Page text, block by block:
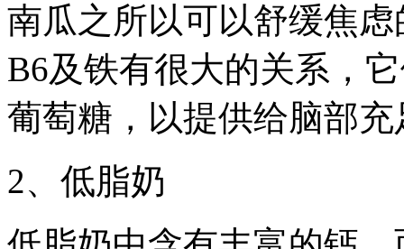
南瓜之所以可以舒缓焦
B6及铁有很大的关系，
葡萄糖，以提供给脑部
2、低脂奶